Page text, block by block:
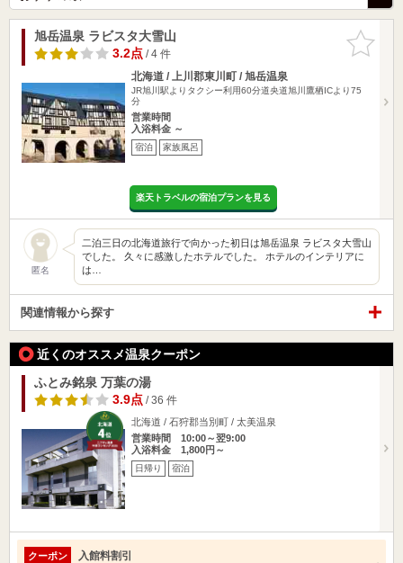
お気に入
りに追加
旭岳温泉 ラビスタ大雪山
3.2点/ 4 件
北海道 / 上川郡東川町 / 旭岳温泉
JR旭川駅よりタクシー利用60分道央道旭川鷹栖ICより75
分
営業時間
入浴料金 ～
宿泊 家族風呂
楽天トラベルの宿泊プランを見る
匿名
二泊三日の北海道旅行で向かった初日は旭岳温泉 ラビスタ大雪山
でした。 久々に感激したホテルでした。 ホテルのインテリアに
は…
関連情報から探す
近くのオススメ温泉クーポン
ふとみ銘泉 万葉の湯
3.9点/ 36 件
北海道 / 石狩郡当別町 / 太美温泉
営業時間 10:00～翌9:00
入浴料金 1,800円～
日帰り 宿泊
クーポン 入館料割引